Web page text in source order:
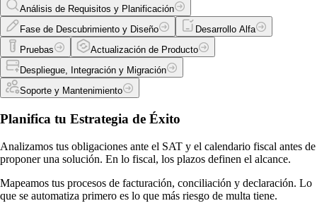
El SAT no perdona errores manuales
Capturar facturas a mano, vigilar plazos en un calendario y cruzar
cifras en hojas de cálculo es una receta para el error. Un CFDI mal
tiempo se traducen en sanciones reales, en intereses y, a veces, en la
pérdida de una deducción que ya dabas por hecha. El problema no es
la falta de cuidado del equipo, sino que el proceso manual no escala: a
mayor volumen, mayor probabilidad de que algo se rompa justo
cuando menos lo esperas.
Análisis de Requisitos y Planificación
Fase de Descubrimiento y Diseño
Desarrollo Alfa
Pruebas
Actualización de Producto
Despliegue, Integración y Migración
Soporte y Mantenimiento
Planifica tu Estrategia de Éxito
Analizamos tus obligaciones ante el SAT y el calendario fiscal antes de
proponer una solución. En lo fiscal, los plazos definen el alcance.
Mapeamos tus procesos de facturación, conciliación y declaración. Lo
que se automatiza primero es lo que más riesgo de multa tiene.